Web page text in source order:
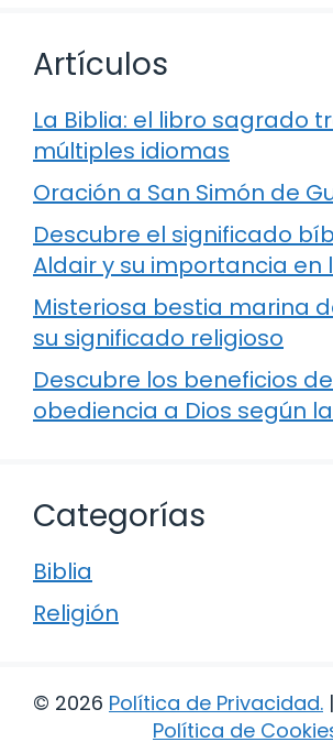
Artículos
La Biblia: el libro sagrado
múltiples idiomas
Oración a San Simón de
Descubre el significado
Aldair y su importancia en
Misteriosa bestia marina
su significado religioso
Descubre los beneficios
obediencia a Dios según
Categorías
Biblia
Religión
© 2026 Política de Privacidad. |
Política de